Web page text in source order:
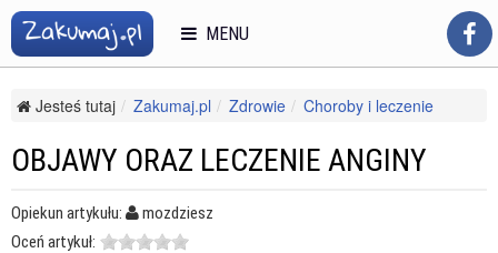
Jesteś tutaj Zakumaj.pl Zdrowie
Choroby i leczenie
OBJAWY ORAZ LECZENIE ANGINY
Opiekun artykułu:
mozdziesz
Oceń artykuł:
MENU